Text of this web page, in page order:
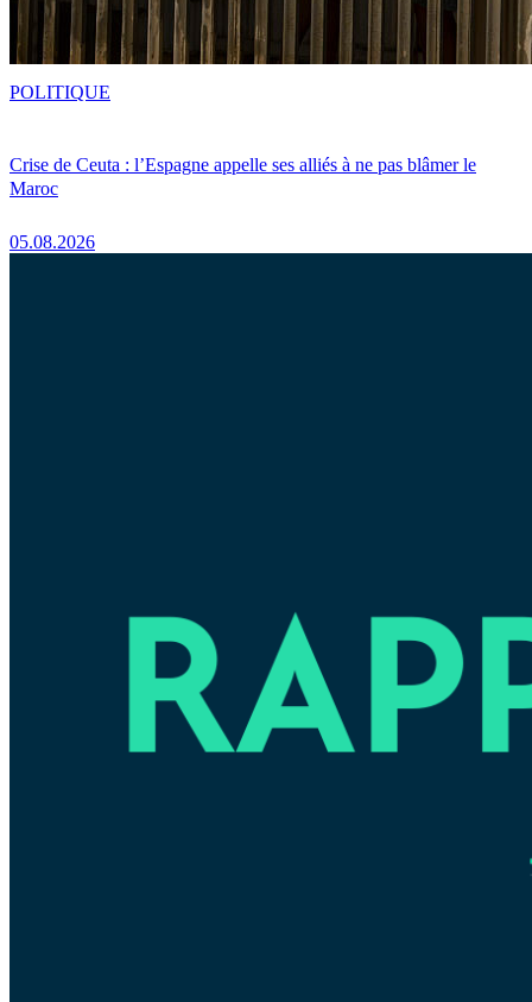
Crise de Ceuta : l’Espagne appelle ses alliés à ne pas blâmer le
Maroc
05.08.2026
POLITIQUE